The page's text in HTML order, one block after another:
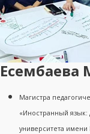
Есембаева
Магистра
«Иностранный язык:
университета имени